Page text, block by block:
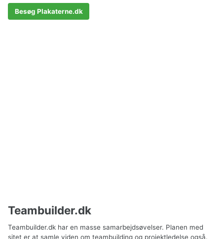
Besøg Plakaterne.dk
Teambuilder.dk
Teambuilder.dk har en masse samarbejdsøvelser. Planen med
sitet er at samle viden om teambuilding og projektledelse også.